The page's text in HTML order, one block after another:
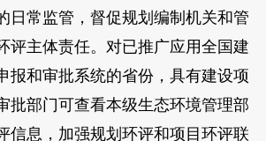
日常监管，督促规划编制机关和管
评主体责任。对已推广应用全国建
报和审批系统的省份，具有建设项
批部门可查看本级生态环境管理部
信息，加强规划环评和项目环评联